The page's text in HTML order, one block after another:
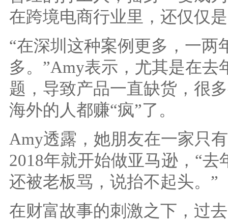
在跨境电商行业里，还仅仅
“在深圳这种案例更多，一两
多。”Amy表示，尤其是在
题，导致产品一直缺货，很
海外的人都赚“疯”了。
Amy透露，她朋友在一家只
2018年就开始做亚马逊，“
还被老板骂，说抬不起头。”
在财富故事的刺激之下，过